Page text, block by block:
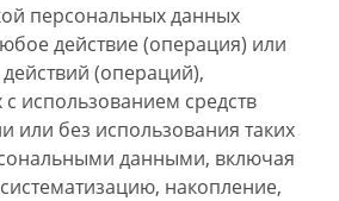
персональных данных
действие (операция) или
(операций),
использованием средств
или без использования таких
данными, включая
накопление,